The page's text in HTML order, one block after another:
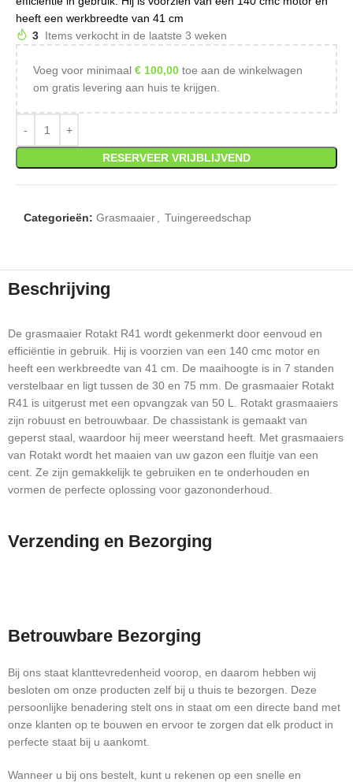
heeft een werkbreedte van 41 cm
3 Items verkocht in de laatste 3 weken
Voeg voor minimaal € 100,00 toe aan de winkelwagen
om gratis levering aan huis te krijgen.
RESERVEER VRIJBLIJVEND
Categorieën: Grasmaaier Tuingereedschap
Beschrijving
De grasmaaier Rotakt R41 wordt gekenmerkt door eenvoud en
efficiëntie in gebruik. Hij is voorzien van een 140 cmc motor en
heeft een werkbreedte van 41 cm. De maaihoogte is in 7 standen
verstelbaar en ligt tussen de 30 en 75 mm. De grasmaaier Rotakt
R41 is uitgerust met een opvangzak van 50 L. Rotakt grasmaaiers
zijn robuust en betrouwbaar. De chassistank is gemaakt van
geperst staal, waardoor hij meer weerstand heeft. Met grasmaaiers
van Rotakt wordt het maaien van uw gazon een fluitje van een
cent. Ze zijn gemakkelijk te gebruiken en te onderhouden en
vormen de perfecte oplossing voor gazononderhoud.
Verzending en Bezorging
Betrouwbare Bezorging
Bij ons staat klanttevredenheid voorop, en daarom hebben wij
besloten om onze producten zelf bij u thuis te bezorgen. Deze
persoonlijke benadering stelt ons in staat om een directe band met
onze klanten op te bouwen en ervoor te zorgen dat elk product in
perfecte staat bij u aankomt.
Wanneer u bij ons bestelt, kunt u rekenen op een snelle en